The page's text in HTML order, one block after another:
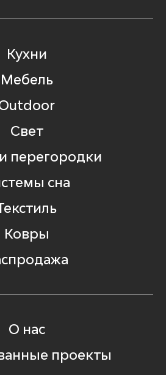
Кухни
Мебель
Свет
перегородки
сна
Ковры
О нас
проекты